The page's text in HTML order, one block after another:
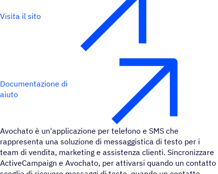
Visita il sito
Documentazione di
aiuto
Avochato è un'applicazione per telefono e SMS che
rappresenta una soluzione di messaggistica di testo per i
team di vendita, marketing e assistenza clienti. Sincronizzare
ActiveCampaign e Avochato, per attivarsi quando un contatto